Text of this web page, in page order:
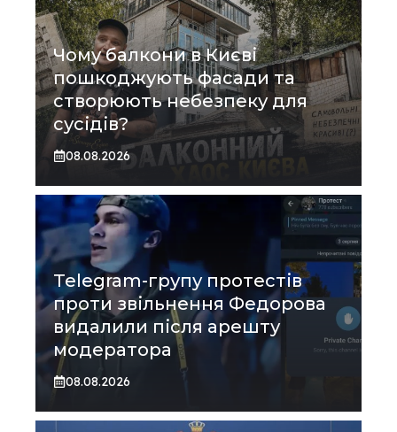
Чому балкони в Києві
пошкоджують фасади та
створюють небезпеку для
сусідів?
08.08.2026
Telegram-групу протестів
проти звільнення Федорова
видалили після арешту
модератора
08.08.2026